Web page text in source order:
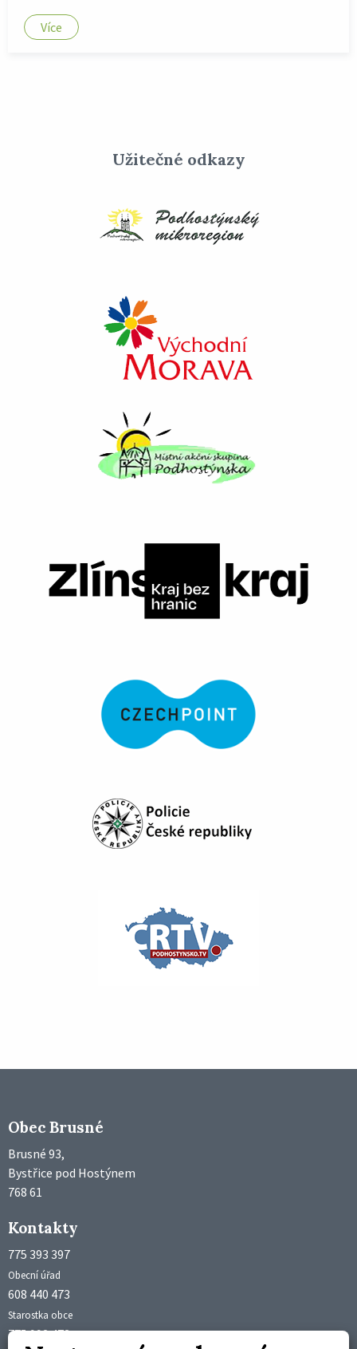
Více
Užitečné odkazy
Obec Brusné
Brusné 93,
Bystřice pod Hostýnem
768 61
Kontakty
775 393 397
Obecní úřad
608 440 473
Starostka obce
775 992 473